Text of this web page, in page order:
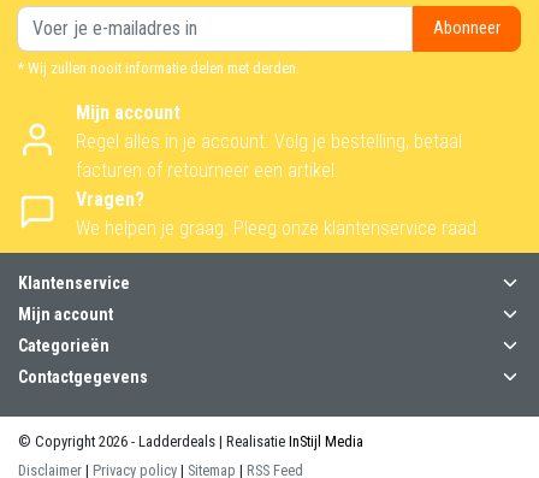
Abonneer
* Wij zullen nooit informatie delen met derden.
Mijn account
Regel alles in je account. Volg je bestelling, betaal
facturen of retourneer een artikel.
Vragen?
We helpen je graag. Pleeg onze klantenservice raad
Klantenservice
Mijn account
Categorieën
Contactgegevens
© Copyright 2026 - Ladderdeals | Realisatie InStijl Media
Disclaimer | Privacy policy | Sitemap | RSS Feed